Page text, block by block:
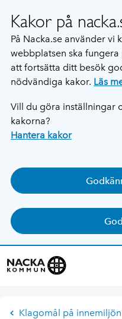
Kakor på
På Nacka.se använder vi
webbplatsen ska
att fortsätta ditt besök
nödvändiga kakor. Läs
Vill du göra inställningar
kakorna?
Hantera kakor
Klagomål på innemiljön